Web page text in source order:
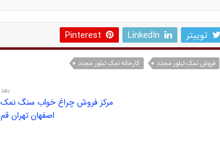
توییتر LinkedIn
Pinterest
فروش نمک تبلور مجدد کارخانه نمک تبلور مجدد
بعد
مرکز فروش چراغ خواب سنگ نمک
اصفهان تهران قم